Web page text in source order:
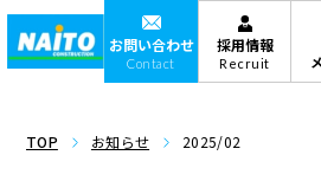
お問い合わせ
Contact
採用情報
Recruit
TOP お知らせ 2025/02